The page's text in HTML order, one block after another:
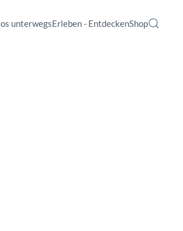
unterwegsErleben - EntdeckenShop